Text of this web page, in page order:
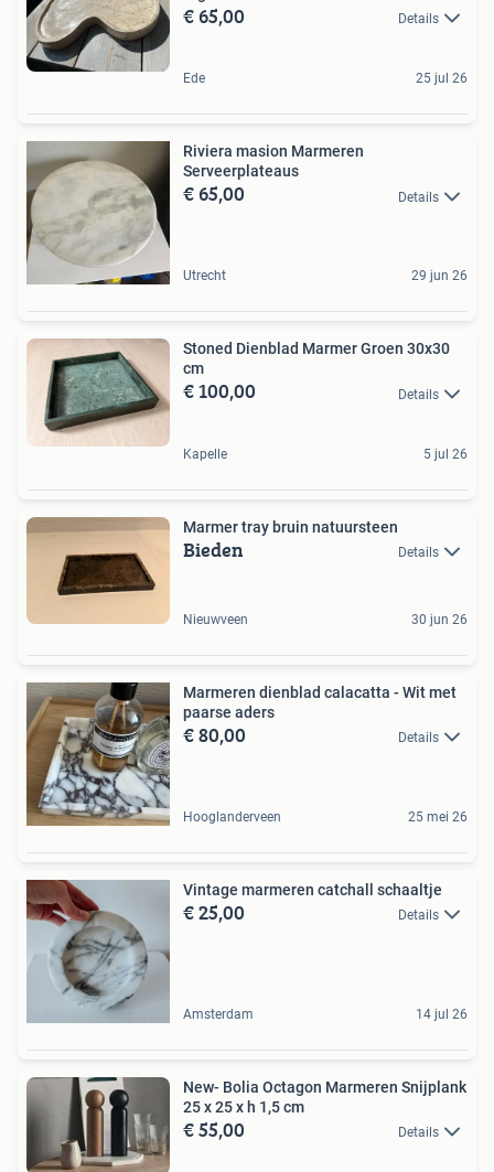
€ 65,00 Details
Ede 25 jul 26
Riviera masion Marmeren
Serveerplateaus
€ 65,00 Details
Utrecht 29 jun 26
Stoned Dienblad Marmer Groen 30x30
cm
€ 100,00 Details
Kapelle 5 jul 26
Marmer tray bruin natuursteen
Bieden Details
Nieuwveen 30 jun 26
Marmeren dienblad calacatta - Wit met
paarse aders
€ 80,00 Details
Hooglanderveen 25 mei 26
Vintage marmeren catchall schaaltje
€ 25,00 Details
Amsterdam 14 jul 26
New- Bolia Octagon Marmeren Snijplank
25 x 25 x h 1,5 cm
€ 55,00 Details